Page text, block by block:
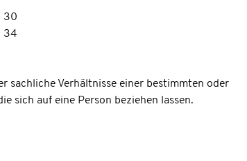
30
34
sachliche Verhältnisse einer bestimmten oder
sich auf eine Person beziehen lassen.